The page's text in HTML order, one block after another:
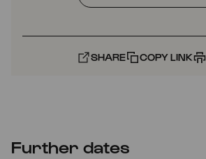
SHARE COPY LINK
Further dates